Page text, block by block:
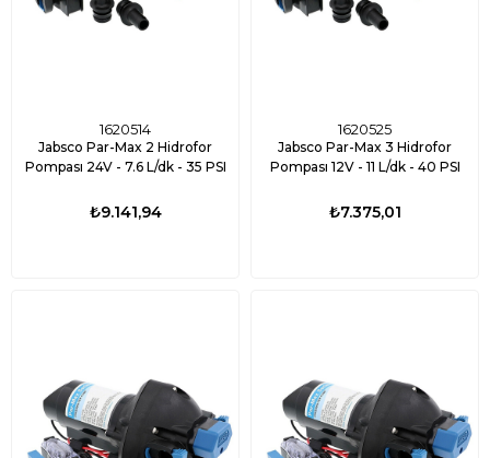
1620514
Jabsco Par-Max 2 Hidrofor
Pompası 24V - 7.6 L/dk - 35 PSI
₺9.141,94
1620525
Jabsco Par-Max 3 Hidrofor
Pompası 12V - 11 L/dk - 40 PSI
₺7.375,01